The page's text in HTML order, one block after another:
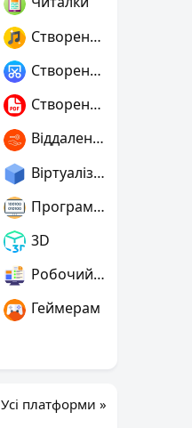
Створення музики
Створення скріншотів
Створення PDF
Віддалений доступ
Віртуалізація та емуляція
Програмування
3D
Робочий стіл
Геймерам
Усі платформи »